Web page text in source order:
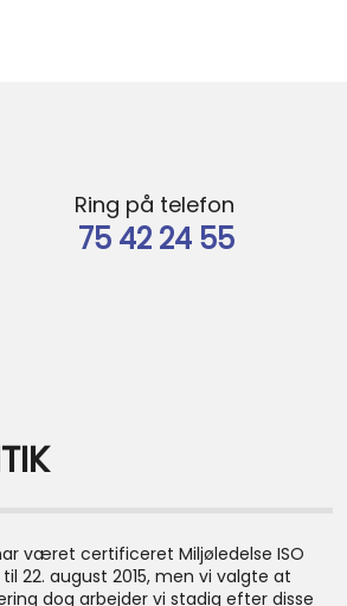
​Ring på telefon
75 42 24 55
været certificeret Miljøledelse ISO
22. august 2015, men vi valgte at
dog arbejder vi stadig efter disse